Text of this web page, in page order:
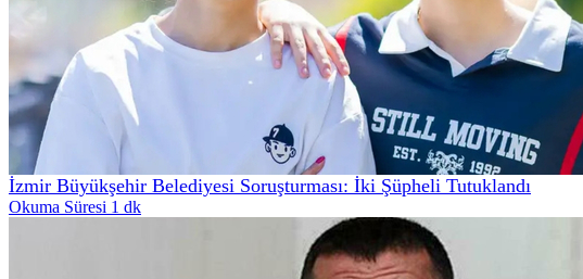
İzmir Büyükşehir Belediyesi Soruşturması: İki Şüpheli Tutuklandı
Okuma Süresi 1 dk